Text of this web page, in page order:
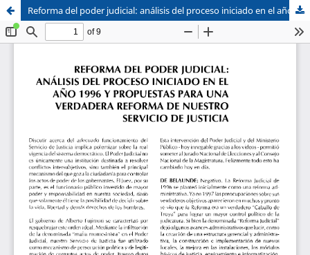
Sistema de
Bibliotecas
Facultad de
Derecho
Reforma del poder judicial: análisis del proceso iniciado en el año 1996 y propuestas para una verdadera reforma de nuestro servicio de justicia